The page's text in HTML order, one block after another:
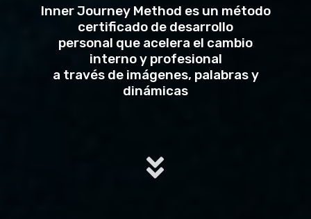
Inner Journey Method es un método
certificado de desarrollo
personal que acelera el cambio
interno y profesional
a través de imágenes, palabras y
dinámicas